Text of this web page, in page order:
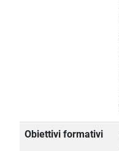
Obiettivi formativi